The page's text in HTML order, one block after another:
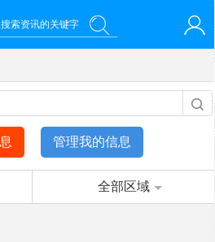
极网-济南西部新城社区新媒体综
讯门户网站
册 微信快速登录
管理我的信息
全部区域